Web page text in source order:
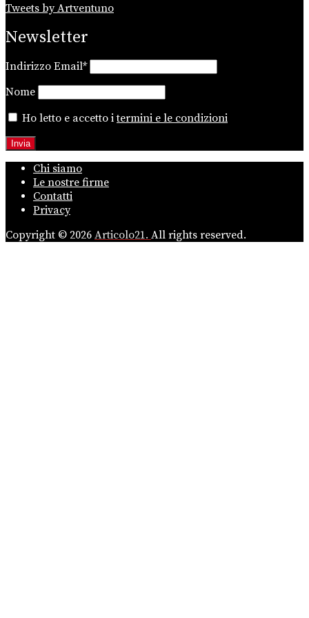
Tweets by Artventuno
Newsletter
Indirizzo Email*
Nome
Ho letto e accetto itermini e le condizioni
Chi siamo
Le nostre firme
Contatti
Privacy
Copyright © 2026 Articolo21. All rights reserved.